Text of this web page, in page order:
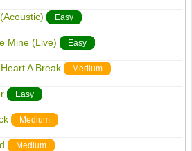
Easy
Mine (Live) Easy
A Break Medium
Easy
Medium
Medium